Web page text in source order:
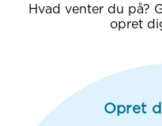
Hvad venter du på?
opret
Opret